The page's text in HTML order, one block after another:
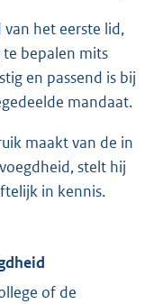
het eerste lid,
bepalen mits
en passend is bij
mandaat.
maakt van de in
stelt hij
in kennis.
of de